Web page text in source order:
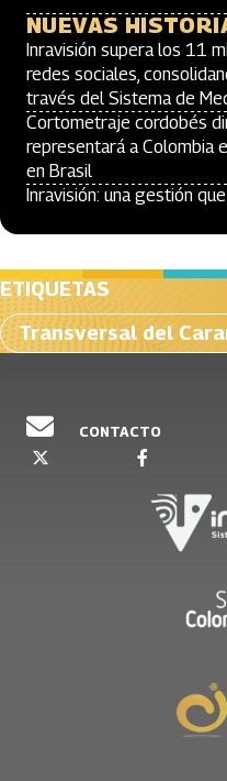
NUEVAS
Inravisión supera los 11
redes sociales,
través del Sistema de
Cortometraje cordobés
representará a Colombia
en Brasil
Inravisión: una gestión
ETIQUETAS
Transversal del
CONTACTO